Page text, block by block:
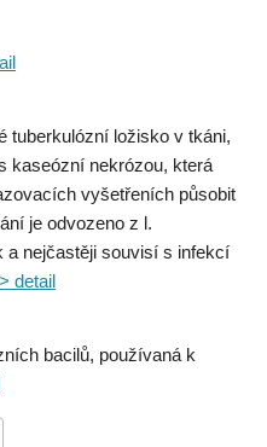
tuberkulózní ložisko v tkáni,
kaseózní nekrózou, která
vyšetřeních působit
je odvozeno z l.
a nejčastěji souvisí s infekcí
detail
bacilů, používaná k